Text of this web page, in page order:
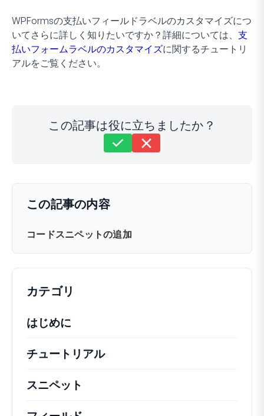
WPFormsの支払いフィールドラベルのカスタマイズにつ
いてさらに詳しく知りたいですか？詳細については、 支
払いフォームラベルのカスタマイズに関するチュートリ
アルをご覧ください。
この記事は役に立ちましたか？
最終更新日: 2026年3月17日
この記事の内容
コードスニペットの追加
カテゴリ
はじめに
チュートリアル役立つハウツー記事やその他
スニペット